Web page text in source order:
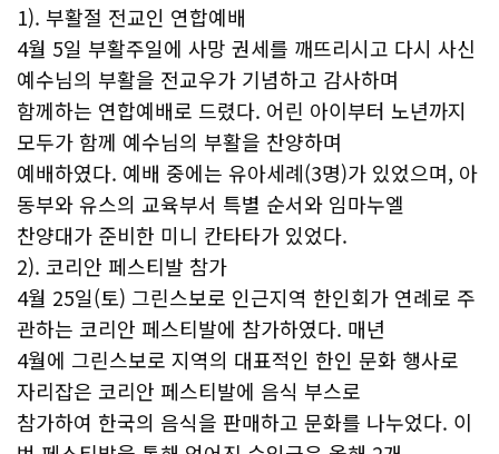
1). 부활절 전교인 연합예배
4월 5일 부활주일에 사망 권세를 깨뜨리시고 다시 사신
예수님의 부활을 전교우가 기념하고 감사하며
함께하는 연합예배로 드렸다. 어린 아이부터 노년까지
모두가 함께 예수님의 부활을 찬양하며
예배하였다. 예배 중에는 유아세례(3명)가 있었으며, 아
동부와 유스의 교육부서 특별 순서와 임마누엘
찬양대가 준비한 미니 칸타타가 있었다.
2). 코리안 페스티발 참가
4월 25일(토) 그린스보로 인근지역 한인회가 연례로 주
관하는 코리안 페스티발에 참가하였다. 매년
4월에 그린스보로 지역의 대표적인 한인 문화 행사로
자리잡은 코리안 페스티발에 음식 부스로
참가하여 한국의 음식을 판매하고 문화를 나누었다. 이